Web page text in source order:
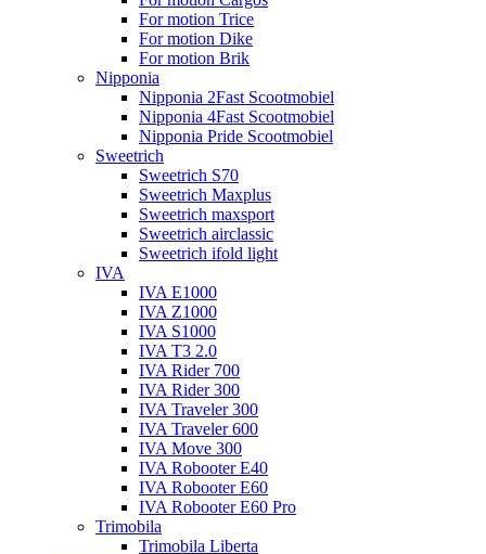
For motion Trice
For motion Dike
For motion Brik
Nipponia
Nipponia 2Fast Scootmobiel
Nipponia 4Fast Scootmobiel
Nipponia Pride Scootmobiel
Sweetrich
Sweetrich S70
Sweetrich Maxplus
Sweetrich maxsport
Sweetrich airclassic
Sweetrich ifold light
IVA
IVA E1000
IVA Z1000
IVA S1000
IVA T3 2.0
IVA Rider 700
IVA Rider 300
IVA Traveler 300
IVA Traveler 600
IVA Move 300
IVA Robooter E40
IVA Robooter E60
IVA Robooter E60 Pro
Trimobila
Trimobila Liberta